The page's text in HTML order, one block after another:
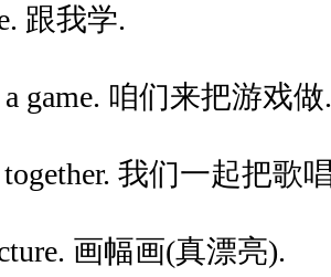
跟我学.
game. 咱们来把游戏做.
我们一起把歌
画幅画(真漂亮).